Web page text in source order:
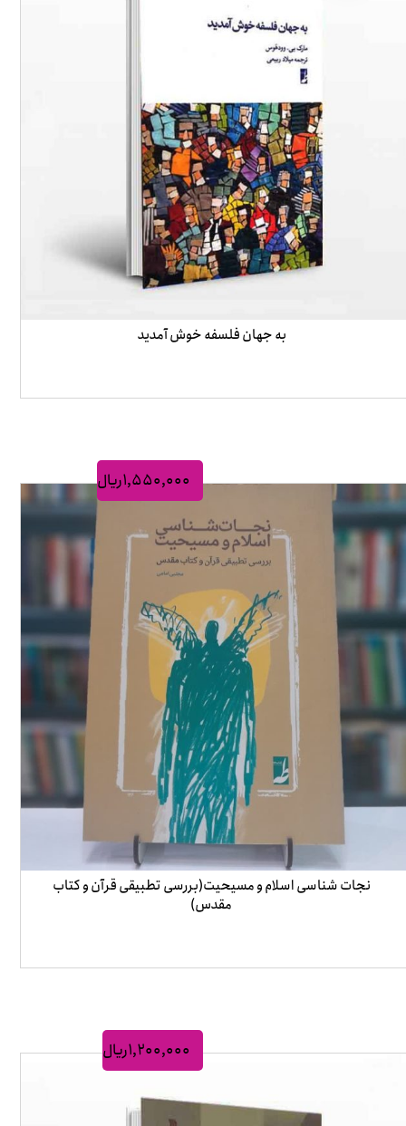
به جهان فلسفه خوش آمدید
نجات شناسی اسلام و مسیحیت(بررسی تطبیقی قرآن و کتاب
مقدس)
۱,۵۵۰,۰۰۰ریال
۱,۲۰۰,۰۰۰ریال